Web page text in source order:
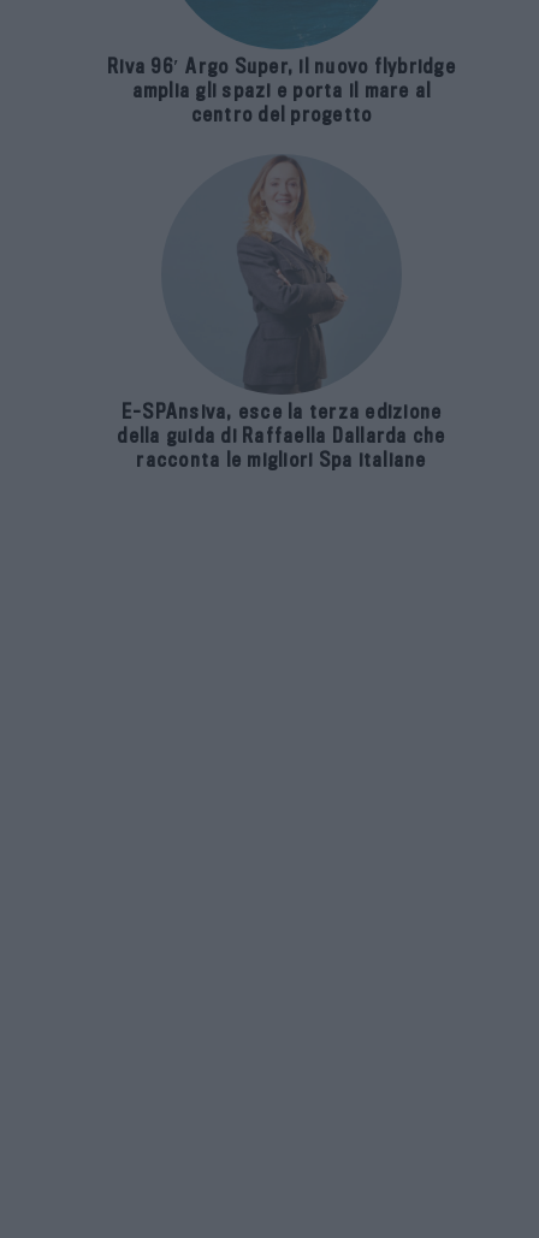
Riva 96′ Argo Super, il nuovo flybridge
amplia gli spazi e porta il mare al
centro del progetto
E-SPAnsiva, esce la terza edizione
della guida di Raffaella Dallarda che
racconta le migliori Spa italiane